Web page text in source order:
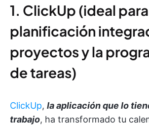
1. ClickUp (ideal
planificación
proyectos y la
de tareas)
ClickUp, la aplicación que lo
trabajo, ha transformado tu